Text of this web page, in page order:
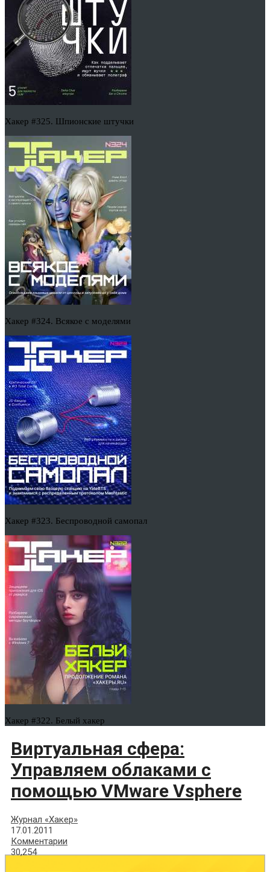
Хакер #325. Шпионские штучки
Хакер #324. Всякое с моделями
Хакер #323. Беспроводной самопал
Хакер #322. Белый хакер
Виртуальная сфера:
Управляем облаками с
помощью VMware Vsphere
Журнал «Хакер»
17.01.2011
Комментарии
30,254